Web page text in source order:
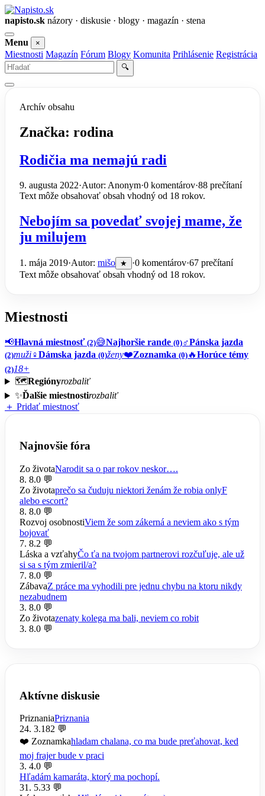
napisto.sk názory · diskusie · blogy · magazín · stena
Otvoriť
menu
Menu ×
Miestnosti Magazín Fórum Blogy Komunita Prihlásenie Registrácia
Vyhľadať
🔍
Archív obsahu
Značka: rodina
Rodičia ma nemajú radi
9. augusta 2022·Autor: Anonym·0 komentárov·88 prečítaní
Text môže obsahovať obsah vhodný od 18 rokov.
Nebojím sa povedať svojej mame, že
ju milujem
1. mája 2019·Autor: mišo ★ ·0 komentárov·67 prečítaní
Text môže obsahovať obsah vhodný od 18 rokov.
Miestnosti
📢Hlavná miestnosť (2)😅Najhoršie rande (0)♂️Pánska jazda
(2)muži♀️Dámska jazda (0)ženy❤️Zoznamka (0) 🔥Horúce témy
(2)18+
🗺️Regiónyrozbaliť
✨Ďalšie miestnostirozbaliť
＋ Pridať miestnosť
Najnovšie fóra
Zo životaNarodit sa o par rokov neskor….
8. 8.0 💬
Zo životaprečo sa čuduju niektori ženám že robia onlyF
alebo escort?
8. 8.0 💬
Rozvoj osobnostiViem že som zákerná a neviem ako s tým
bojovať
7. 8.2 💬
Láska a vzťahyČo ťa na tvojom partnerovi rozčuľuje, ale už
si sa s tým zmieril/a?
7. 8.0 💬
ZábavaZ práce ma vyhodili pre jednu chybu na ktoru nikdy
nezabudnem
3. 8.0 💬
Zo životazenaty kolega ma bali, neviem co robit
3. 8.0 💬
Aktívne diskusie
PriznaniaPriznania
24. 3.182 💬
❤️ Zoznamkahladam chalana, co ma bude preťahovat, ked
moj frajer bude v praci
3. 4.0 💬
Hľadám kamaráta, ktorý ma pochopí.
31. 5.33 💬